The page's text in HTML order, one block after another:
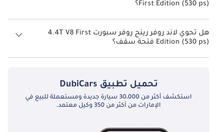
First Edition (530 ps)؟
نظام الدفع في لاند روفر رينج روفر سبورت All Wheel Drive 4.4T V8 First
Edition (530 ps).
هل تحوي لاند روفر رينج روفر سبورت 4.4T V8 First
Edition (530 ps) فتحة سقف؟
نعم توفر لاند روفر رينج روفر سبورت 4.4T V8 First Edition (530 ps) فتحة
تحميل تطبيق DubiCars
استكشف أكثر من 30،000 سيارة جديدة ومستعملة للبيع في
الإمارات من أكثر من 350 وكيل معتمد.